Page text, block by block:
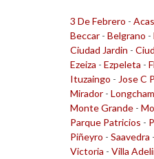
3 De Febrero -
Beccar - Belgrano -
Ciudad Jardin -
Ezeiza - Ezpeleta -
Ituzaingo - Jose C
Mirador -
Monte Grande -
Parque Patricios -
Piñeyro - Saavedra -
Victoria - Villa